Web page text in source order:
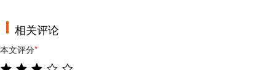
相关评论
本文评分*